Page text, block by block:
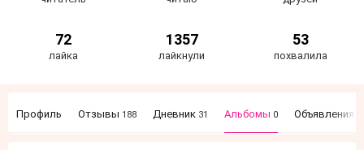
72
лайка
1357
лайкнули
53
похвалила
Профиль Отзывы 188 Дневник 31 Альбомы 0 Объявления